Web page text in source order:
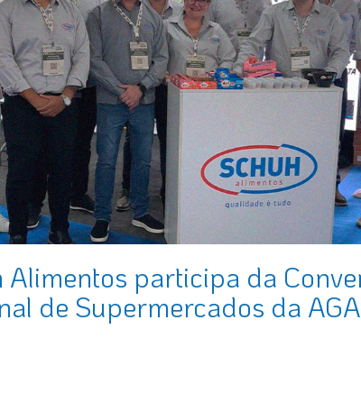
Alimentos participa da
de Supermercados da